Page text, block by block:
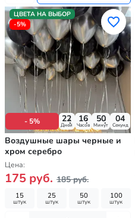
ЦВЕТА НА ВЫБОР
-5%
- 5% 22
Дней
16
Часов
50
Минут
02
Секунд
Воздушные шары черные и
хром серебро
Цена:
175 руб. 185 руб.
15
штук
25
штук
50
штук
100
штук